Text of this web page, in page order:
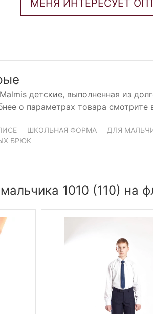
детские, выполненная из
о параметрах товара смотрите
ШКОЛЬНАЯ ФОРМА
ДЛЯ
БРЮК
1010 (110) на